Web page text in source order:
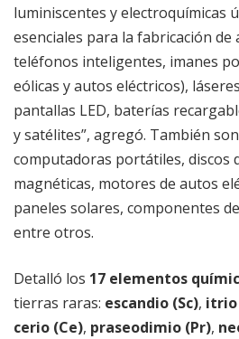
luminiscentes y electroquímicas
esenciales para la fabricación
teléfonos inteligentes, imanes
eólicas y autos eléctricos),
pantallas LED, baterías
y satélites”, agregó. También
computadoras portátiles, discos
magnéticas, motores de autos
paneles solares, componentes
entre otros.
Detalló los 17 elementos
tierras raras: escandio (Sc), itrio
cerio (Ce), praseodimio (Pr),